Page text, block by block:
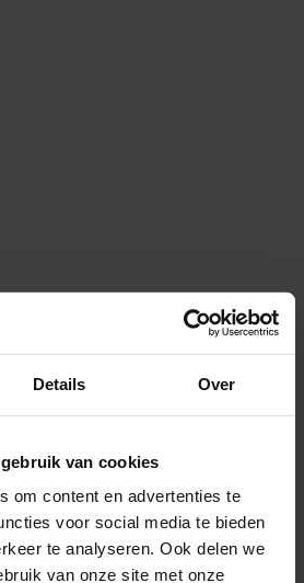
Details Over
van cookies
om content en advertenties te
voor social media te bieden
te analyseren. Ook delen we
van onze site met onze